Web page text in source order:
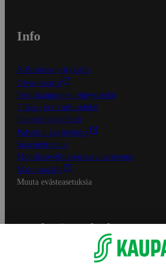
Info
S-Business yrityksille
Oiva-raportit
Osuuskauppojen yhteystiedot
Tilaus- ja toimitusehdot
Tietosuojakäytäntö
Palvelun käyttöehdot
Saavutettavuus
Mobiilisovelluksen saavutettavuus
Mainostajalle
Muuta evästeasetuksia
S-ryhmän palvelut